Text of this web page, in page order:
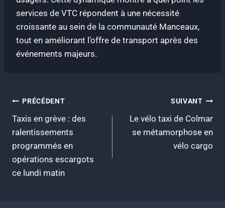
services de VTC répondent à une nécessité
croissante au sein de la communauté Manceaux,
tout en améliorant l’offre de transport après des
événements majeurs.
Navigation
de
l’article
PRÉCÉDENT
Taxis en grève : des
ralentissements
programmés en
opérations escargots
ce lundi matin
SUIVANT
Le vélo taxi de Colmar
se métamorphose en
vélo cargo